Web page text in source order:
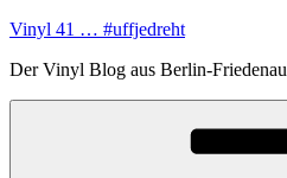
Zum
springen
Vinyl 41 … #uffjedreht
Der Vinyl Blog aus Berlin-Friedenau